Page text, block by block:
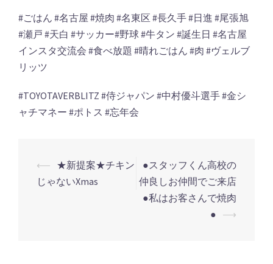
#ごはん #名古屋 #焼肉 #名東区 #長久手#日進 #尾張旭
#瀬戸 #天白 #サッカー#野球#牛タン #誕生日 #名古屋
インスタ交流会 #食べ放題 #晴れごはん #肉 #ヴェルブ
リッツ
#TOYOTAVERBLITZ #侍ジャパン #中村優斗選手 #金シ
ャチマネー #ポトス #忘年会
投
稿
⟵ ★新提案★チキン
じゃないXmas
●スタッフくん高校の
仲良しお仲間でご来店
●私はお客さんで焼肉
● ⟶